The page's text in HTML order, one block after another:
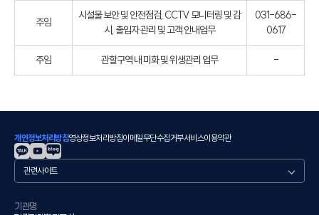
주임
시설물 보안 및 안전점검, CCTV 모니터링 및 감
시, 출입자 관리 및 고객 안내업무
031-686-
0617
주임 관할구역 내 미화 및 위생관리 업무 -
개인정보처리방침영상정보처리방침이메일무단수집거부서비스이용약관
관
련
이
기관명